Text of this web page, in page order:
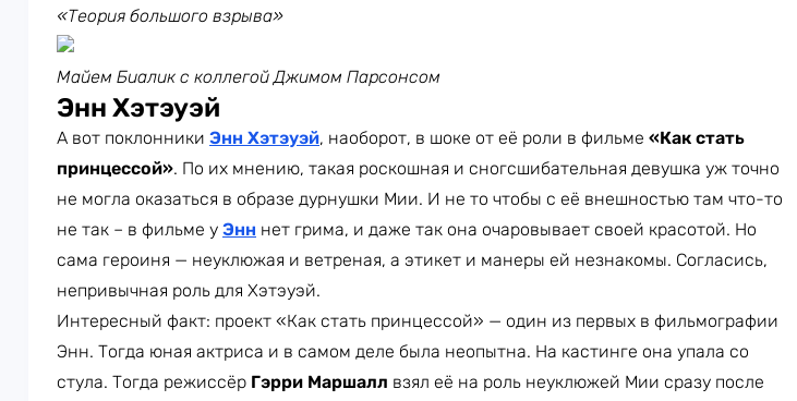
«Теория большого взрыва»
Майем Биалик с коллегой Джимом Парсонсом
Энн Хэтэуэй
А вот поклонники Энн Хэтэуэй, наоборот, в шоке от её роли в фильме «Как стать
принцессой». По их мнению, такая роскошная и сногсшибательная девушка уж точно
не могла оказаться в образе дурнушки Мии. И не то чтобы с её внешностью там что-то
не так – в фильме у Энн нет грима, и даже так она очаровывает своей красотой. Но
сама героиня — неуклюжая и ветреная, а этикет и манеры ей незнакомы. Согласись,
непривычная роль для Хэтэуэй.
Интересный факт: проект «Как стать принцессой» — один из первых в фильмографии
Энн. Тогда юная актриса и в самом деле была неопытна. На кастинге она упала со
стула. Тогда режиссёр Гэрри Маршалл взял её на роль неуклюжей Мии сразу после